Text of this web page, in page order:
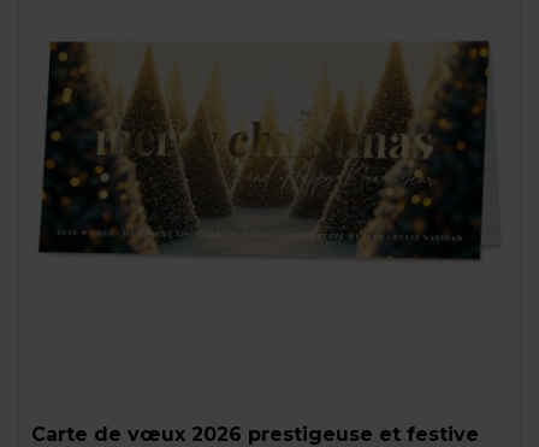
Carte de vœux 2026 prestigeuse et festive